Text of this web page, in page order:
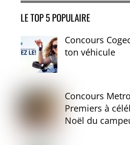
LE TOP 5 POPULAIRE
Concours
ton véhicule
Concours
Premiers à
Noël du